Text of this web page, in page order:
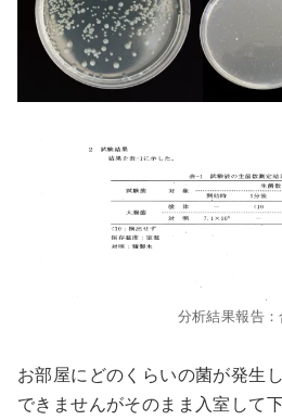
分析結果報告
お部屋にどのくらいの菌が発生
できませんがそのまま入室して